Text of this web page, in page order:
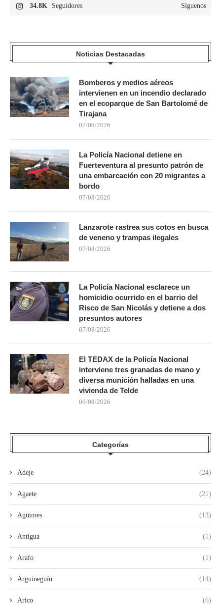
34.8K Seguidores Síguenos
Noticias Destacadas
Bomberos y medios aéreos
intervienen en un incendio declarado
en el ecoparque de San Bartolomé de
Tirajana
07/08/2026
La Policía Nacional detiene en
Fuerteventura al presunto patrón de
una embarcación con 20 migrantes a
bordo
07/08/2026
Lanzarote rastrea sus cotos en busca
de veneno y trampas ilegales
07/08/2026
La Policía Nacional esclarece un
homicidio ocurrido en el barrio del
Risco de San Nicolás y detiene a dos
presuntos autores
07/08/2026
El TEDAX de la Policía Nacional
interviene tres granadas de mano y
diversa munición halladas en una
vivienda de Telde
06/08/2026
Categorías
Adeje (24)
Agaete (21)
Agüimes (13)
Antigua (1)
Arafo (1)
Arguineguín (14)
Arico (6)